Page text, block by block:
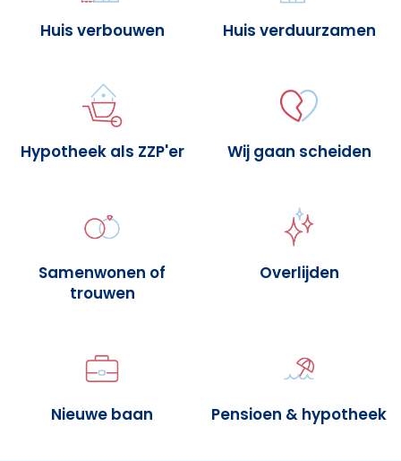
Huis verbouwen Huis verduurzamen
Hypotheek als ZZP'er Wij gaan scheiden
Samenwonen of
trouwen
Overlijden
Nieuwe baan Pensioen & hypotheek